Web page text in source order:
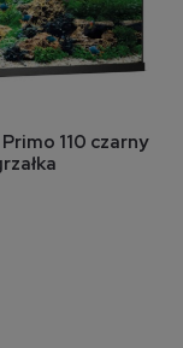
110 czarny